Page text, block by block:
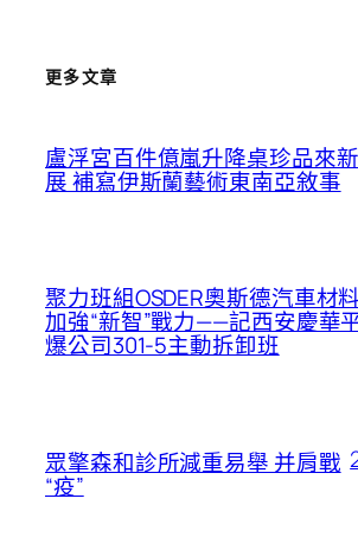
更多文章
盧浮宮百件億嵐升降桌珍品來
展 補寫伊斯蘭藝術東南亞敘事
聚力班組OSDER奧斯德汽車材
加強“新智”戰力——記西安慶華
爆公司301-5主動拆卸班
眾擎森和診所減重易舉 并肩戰
“疫”